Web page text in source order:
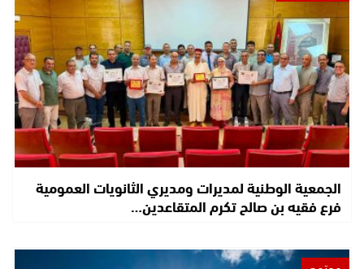
الجمعية الوطنية لمديرات ومديري الثانويات العمومية
فرع فقيه بن صالح تكرم المتقاعدين…